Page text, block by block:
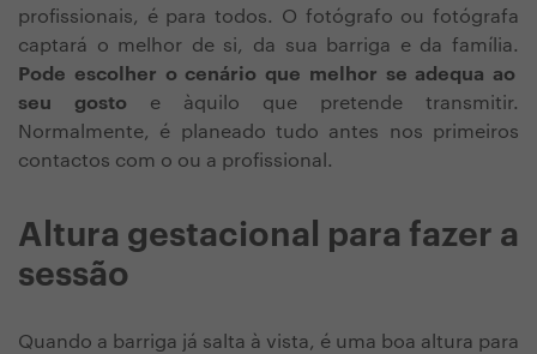
profissionais, é para todos. O fotógrafo ou fotógrafa
captará o melhor de si, da sua barriga e da família.
Pode escolher o cenário que melhor se adequa ao
seu gosto e àquilo que pretende transmitir.
Normalmente, é planeado tudo antes nos primeiros
contactos com o ou a profissional.
Altura gestacional para fazer a
sessão
Quando a barriga já salta à vista, é uma boa altura para